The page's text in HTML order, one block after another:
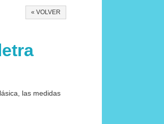
« VOLVER
las medidas